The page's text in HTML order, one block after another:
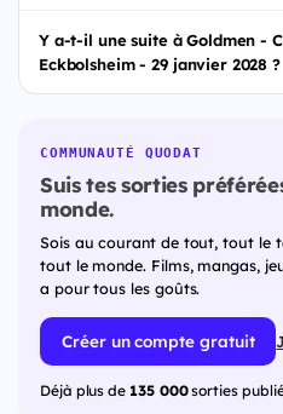
Y a-t-il une suite à Goldmen -
Eckbolsheim - 29 janvier 2028 ?
COMMUNAUTÉ QUODAT
Suis tes sorties
monde.
Sois au courant de tout, tout le
tout le monde. Films, mangas,
a pour tous les goûts.
Créer un compte gratuit
Déjà plus de 135 000sorties